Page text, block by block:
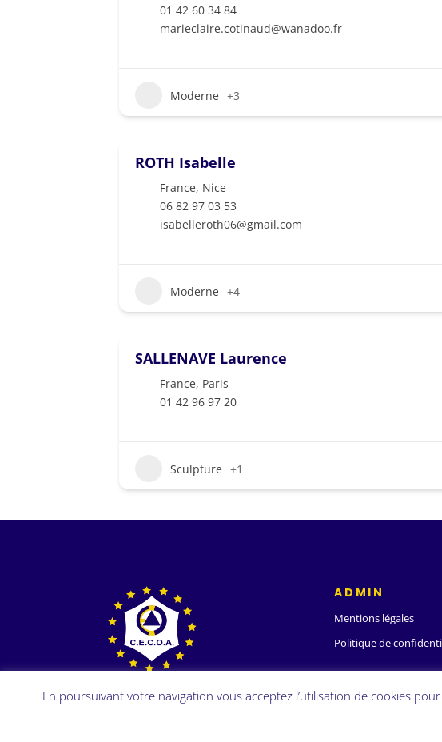
01 42 60 34 84
marieclaire.cotinaud@wanadoo.fr
Moderne +3
ROTH Isabelle
France, Nice
06 82 97 03 53
isabelleroth06@gmail.com
Moderne +4
SALLENAVE Laurence
France, Paris
01 42 96 97 20
Sculpture +1
ADMIN
Mentions légales
Politique de
En poursuivant votre navigation vous acceptez l’utilisation de cookies